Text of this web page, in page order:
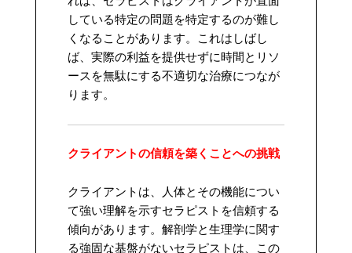
している特定の問題を特定するのが難し
くなることがあります。これはしばし
ば、実際の利益を提供せずに時間とリソ
ースを無駄にする不適切な治療につなが
ります。
クライアントの信頼を築くことへの挑戦
クライアントは、人体とその機能につい
て強い理解を示すセラピストを信頼する
傾向があります。解剖学と生理学に関す
る強固な基盤がないセラピストは、この